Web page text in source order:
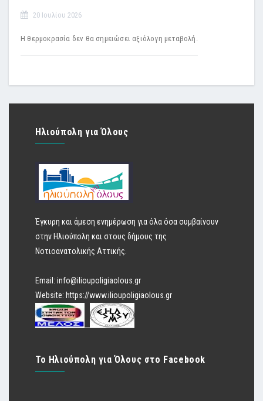
20 Ιουλίου 2026
Η θερμοκρασία δεν θα σημειώσει αξιόλογη μεταβολή.
Ηλιούπολη για Όλους
Έγκυρη και άμεση ενημέρωση για όλα όσα συμβαίνουν
στην Ηλιούπολη και στους δήμους της
Νοτιοανατολικής Αττικής.
Email: info@ilioupoligiaolous.gr
Website: https://www.ilioupoligiaolous.gr
Το Ηλιούπολη για Όλους στο Facebook